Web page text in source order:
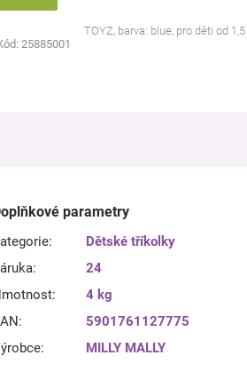
25885001
TOYZ, barva: blue, pro děti od
parametry
:
Dětské tříkolky
:
24
:
4 kg
:
5901761127775
: MILLY MALLY